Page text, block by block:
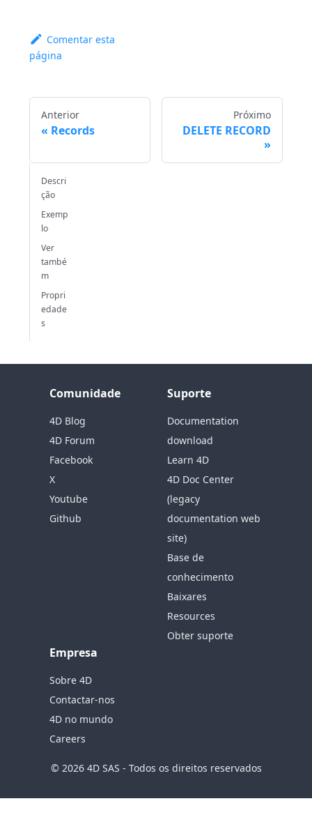
Comentar esta
página
Anterior
Records
Próximo
DELETE RECORD
Descri
ção
Exemp
lo
Ver
també
m
Propri
edade
s
Comunidade
4D Blog
4D Forum
Facebook
X
Youtube
Github
Suporte
Documentation
download
Learn 4D
4D Doc Center
(legacy
documentation web
site)
Base de
conhecimento
Baixares
Resources
Obter suporte
Empresa
Sobre 4D
Contactar-nos
4D no mundo
Careers
© 2026 4D SAS - Todos os direitos reservados